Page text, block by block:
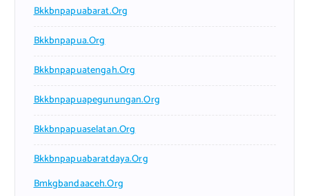
Bkkbnpapuabarat.org
Bkkbnpapua.org
Bkkbnpapuatengah.org
Bkkbnpapuapegunungan.org
Bkkbnpapuaselatan.org
Bkkbnpapuabaratdaya.org
Bmkgbandaaceh.org